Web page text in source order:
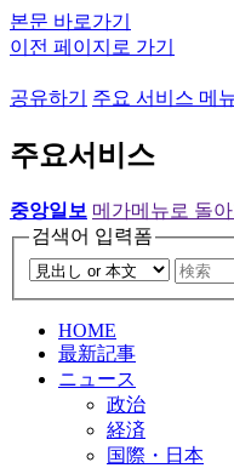
본문 바로가기
이전 페이지로 가기
공유하기 주요 서비스 메
주요서비스
중앙일보 메가메뉴로 돌아
검색어 입력폼
HOME
最新記事
ニュース
政治
経済
国際・日本